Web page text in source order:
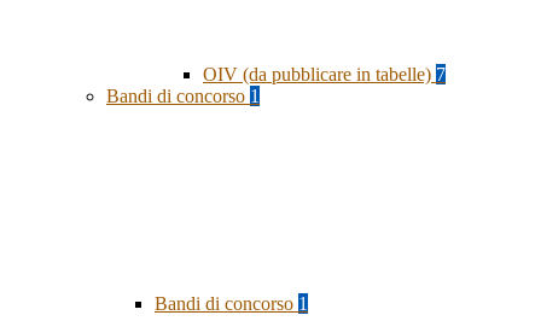
OIV (da pubblicare in tabelle) 7
Bandi di concorso 1
Bandi di concorso 1